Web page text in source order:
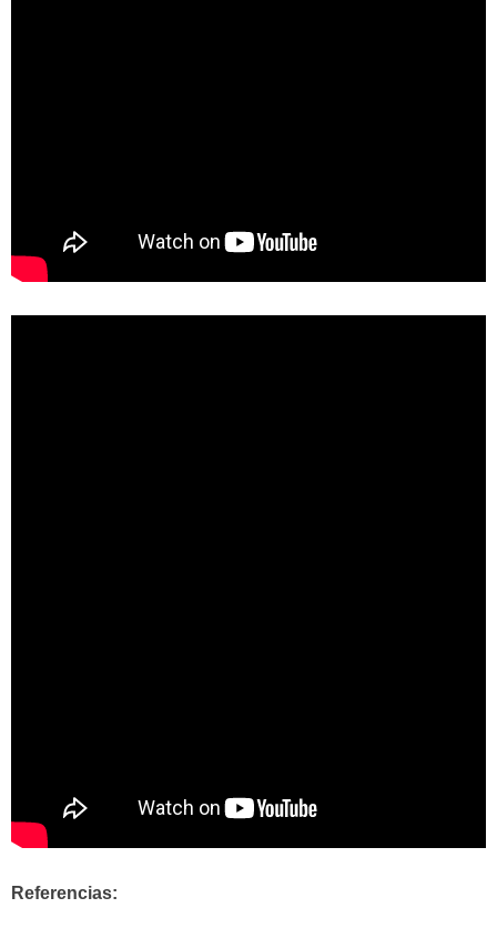
Referencias: